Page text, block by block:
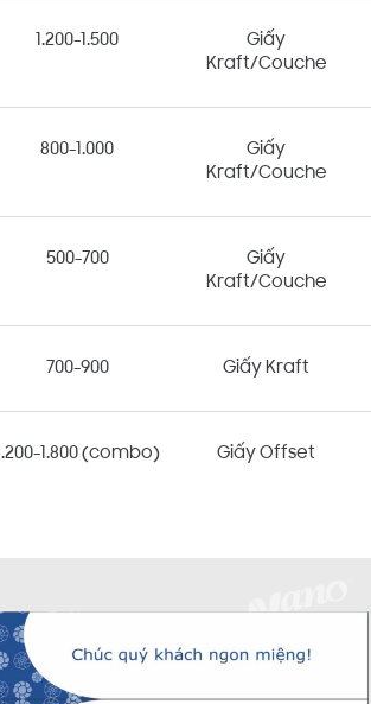
1.200-1.500
Giấy
Kraft/Couche
800-1.000
Giấy
Kraft/Couche
500-700
Giấy
Kraft/Couche
700-900 Giấy Kraft
1.200-1.800 (combo) Giấy Offset